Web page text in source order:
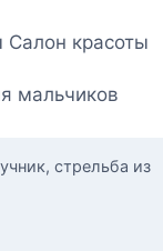
Салон красоты
мальчиков
стрельба из